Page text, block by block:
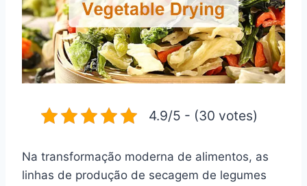
4.9/5 - (30 votes)
Na transformação moderna de alimentos, as
linhas de produção de secagem de legumes